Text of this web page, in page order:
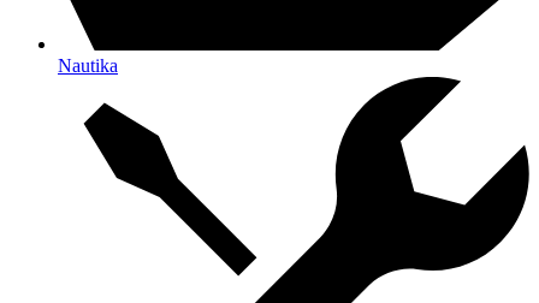
Nautika